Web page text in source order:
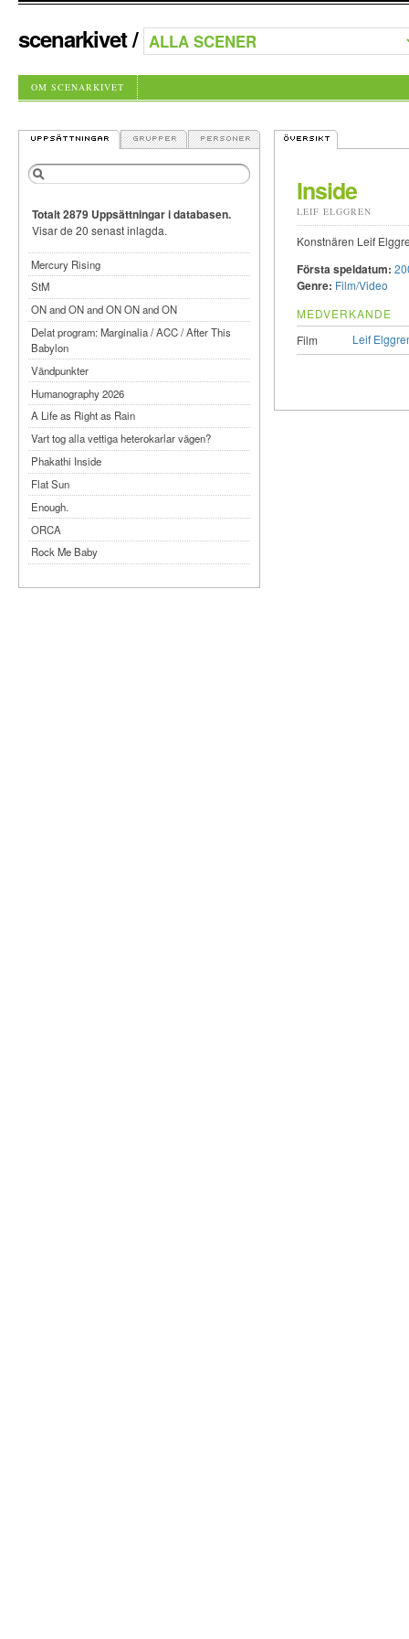
scenarkivet/
OM SCENARKIVET
Inside
LEIF ELGGREN
Konstnären Leif
Första speldatum:
Genre: Film/Video
MEDVERKANDE
Film
Leif
Totalt 2879 Uppsättningar i databasen.
Visar de 20 senast inlagda.
Mercury Rising
StM
ON and ON and ON ON and ON
Delat program: Marginalia / ACC / After This
Babylon
Vändpunkter
Humanography 2026
A Life as Right as Rain
Vart tog alla vettiga heterokarlar vägen?
Phakathi Inside
Flat Sun
Enough.
ORCA
Rock Me Baby